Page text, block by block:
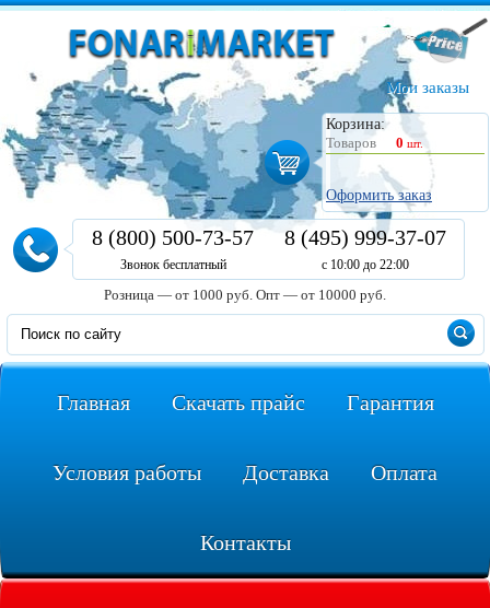
Мои заказы
Корзина:
Товаров
0 шт.
Оформить заказ
8 (800) 500-73-57
Звонок бесплатный
8 (495) 999-37-07
с 10:00 до 22:00
Розница — от 1000 руб. Опт — от 10000 руб.
Главная Скачать прайс Гарантия
Условия работы Доставка Оплата
Контакты